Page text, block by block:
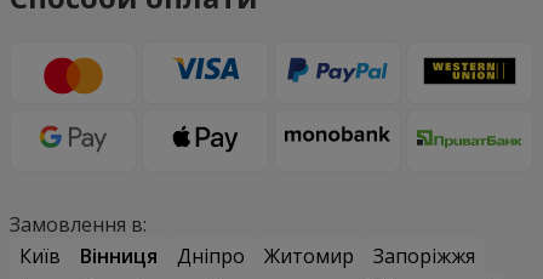
Замовлення в:
Київ
Вінниця Дніпро Житомир
Запоріжжя